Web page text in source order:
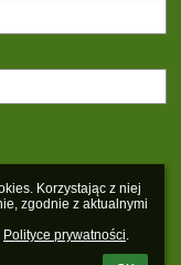
Korzystając z niej
zgodnie z aktualnymi
Polityce prywatności.